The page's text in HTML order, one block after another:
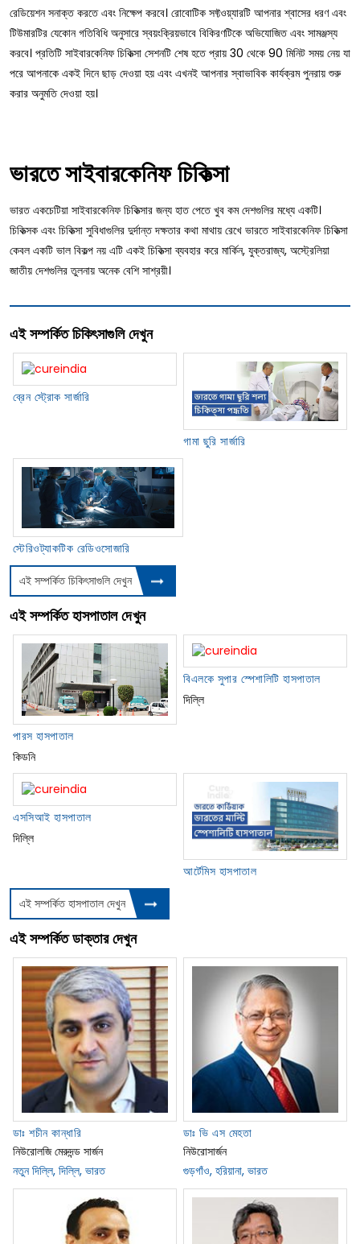
রেডিয়েশন সনাক্ত করতে এবং নিক্ষেপ করবে। রোবোটিক সফ্টওয়্যারটি আপনার শ্বাসের ধরণ এবং
টিউমারটির যেকোন গতিবিধি অনুসারে স্বয়ংক্রিয়ভাবে বিকিরণটিকে অভিযোজিত এবং সামঞ্জস্য
করবে। প্রতিটি সাইবারকেনিফ চিকিত্সা সেশনটি শেষ হতে প্রায় 30 থেকে 90 মিনিট সময় নেয় যা
পরে আপনাকে একই দিনে ছাড় দেওয়া হয় এবং এখনই আপনার স্বাভাবিক কার্যক্রম পুনরায় শুরু
করার অনুমতি দেওয়া হয়।
ভারতে সাইবারকেনিফ চিকিত্সা
ভারত একচেটিয়া সাইবারকেনিফ চিকিত্সার জন্য হাত পেতে খুব কম দেশগুলির মধ্যে একটি।
চিকিত্সক এবং চিকিত্সা সুবিধাগুলির দুর্দান্ত দক্ষতার কথা মাথায় রেখে ভারতে সাইবারকেনিফ চিকিত্সা
কেবল একটি ভাল বিকল্প নয় এটি একই চিকিত্সা ব্যবহার করে মার্কিন, যুক্তরাজ্য, অস্ট্রেলিয়া
জাতীয় দেশগুলির তুলনায় অনেক বেশি সাশ্রয়ী।
এই সম্পর্কিত চিকিৎসাগুলি দেখুন
ব্রেন স্ট্রোক সার্জারি
গামা ছুরি সার্জারি
স্টেরিওট্যাকটিক রেডিওসোজারি
এই সম্পর্কিত চিকিৎসাগুলি দেখুন
এই সম্পর্কিত হাসপাতাল দেখুন
পারস হাসপাতাল
কিডনি
বিএলকে সুপার স্পেশালিটি হাসপাতাল
দিল্লি
এসসিআই হাসপাতাল
দিল্লি
আর্টেমিস হাসপাতাল
এই সম্পর্কিত হাসপাতাল দেখুন
এই সম্পর্কিত ডাক্তার দেখুন
ডাঃ শচীন কান্ধারি
নিউরোলজি মেরুদন্ড সার্জন
নতুন দিল্লি, দিল্লি, ভারত
ডাঃ ভি এস মেহতা
নিউরোসার্জন
গুড়গাঁও, হরিয়ানা, ভারত